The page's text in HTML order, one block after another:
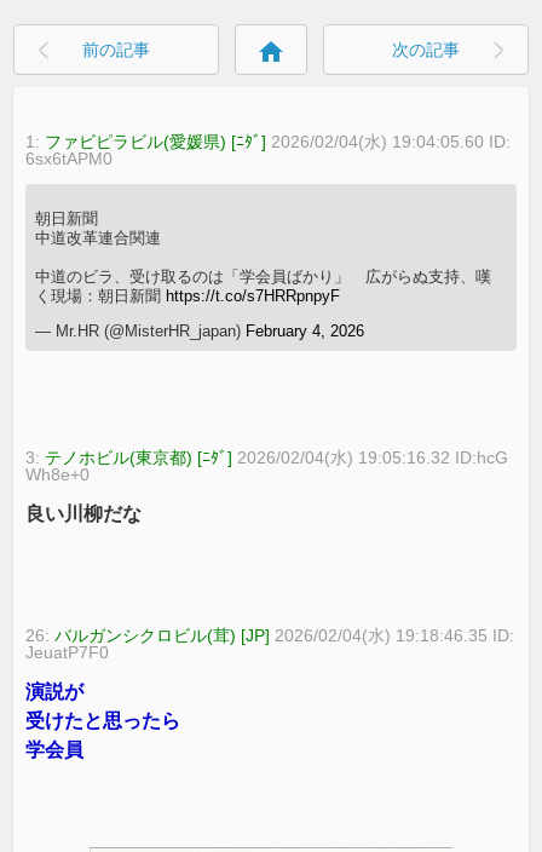
前の記事 home 次の記事
1: ファビピラビル(愛媛県) [ﾆﾀﾞ] 2026/02/04(水) 19:04:05.60 ID:
6sx6tAPM0
朝日新聞
中道改革連合関連
中道のビラ、受け取るのは「学会員ばかり」 広がらぬ支持、嘆
く現場：朝日新聞 https://t.co/s7HRRpnpyF
— Mr.HR (@MisterHR_japan) February 4, 2026
3: テノホビル(東京都) [ﾆﾀﾞ] 2026/02/04(水) 19:05:16.32 ID:hcG
Wh8e+0
良い川柳だな
26:バルガンシクロビル(茸) [JP] 2026/02/04(水) 19:18:46.35 ID:
JeuatP7F0
演説が
受けたと思ったら
学会員